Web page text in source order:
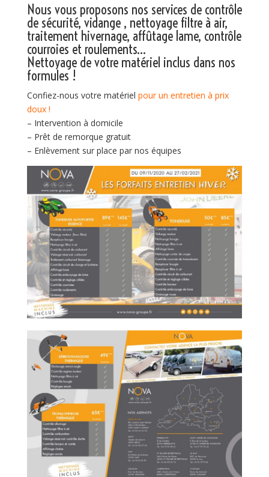
Nous vous proposons nos services de contrôle
de sécurité, vidange , nettoyage filtre à air,
traitement hivernage, affûtage lame, contrôle
courroies et roulements…
Nettoyage de votre matériel inclus dans nos
formules !
Confiez-nous votre matériel pour un entretien à prix
doux !
– Intervention à domicile
– Prêt de remorque gratuit
– Enlèvement sur place par nos équipes